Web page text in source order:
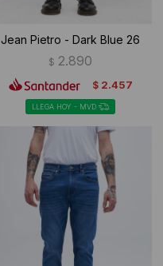
Jean Pietro - Dark Blue 26
$ 2.890
$ 2.457
LLEGA HOY - MVD